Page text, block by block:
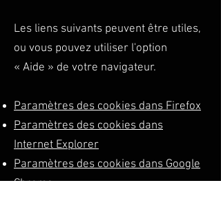
Les liens suivants peuvent être utiles,
ou vous pouvez utiliser l'option
« Aide » de votre navigateur.
Paramètres des cookies dans Firefox
Paramètres des cookies dans
Internet Explorer
Paramètres des cookies dans Google
Chrome